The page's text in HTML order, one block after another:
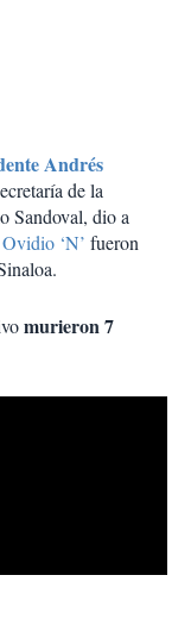
Andrés
de la
Sandoval, dio a
‘N’ fueron
murieron 7